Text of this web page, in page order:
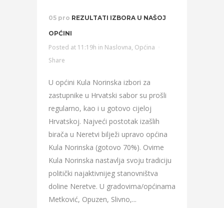
05 pro REZULTATI IZBORA U NAŠOJ
OPĆINI
Posted at 11:19h in Naslovna, Općina
Share
U općini Kula Norinska izbori za
zastupnike u Hrvatski sabor su prošli
regularno, kao i u gotovo cijeloj
Hrvatskoj. Najveći postotak izašlih
birača u Neretvi bilježi upravo općina
Kula Norinska (gotovo 70%). Ovime
Kula Norinska nastavlja svoju tradiciju
politički najaktivnijeg stanovništva
doline Neretve. U gradovima/općinama
Metković, Opuzen, Slivno,...